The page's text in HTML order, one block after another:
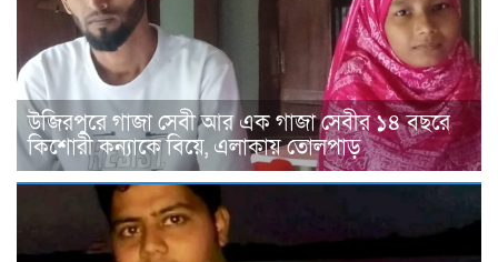
উজিরপুরে গাজা সেবী আর এক গাজা সেবীর ১৪ বছরে
কিশোরী কন্যাকে বিয়ে, এলাকায় তোলপাড়